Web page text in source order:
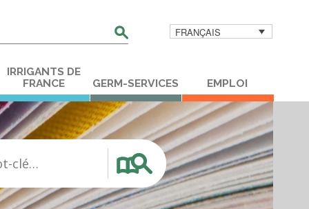
FRANÇAIS
IRRIGANTS DE
FRANCE
GERM-SERVICES EMPLOI
clé…